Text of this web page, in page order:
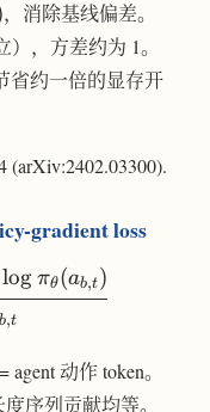
，消除基线偏差。
），方差约为 1。
约一倍的显存开
(arXiv:2402.03300).
gradient loss
= -
,t
log πθ(ab,t)
动作 token。
序列贡献均等。